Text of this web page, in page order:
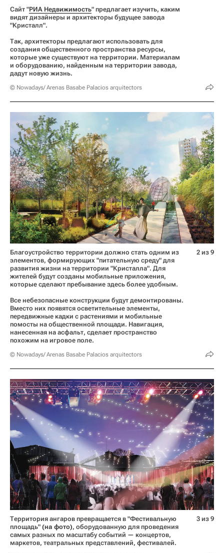
Сайт "РИА Недвижимость" предлагает изучить, каким
видят дизайнеры и архитекторы будущее завода
"Кристалл".
Так, архитекторы предлагают использовать для
создания общественного пространства ресурсы,
которые уже существуют на территории. Материалам
и оборудованию, найденным на территории завода,
дадут новую жизнь.
© Nowadays/ Arenas Basabe Palacios arquitectors
Благоустройство территории должно стать одним из
элементов, формирующих "питательную среду" для
развития жизни на территории "Кристалла". Для
жителей будут созданы мобильные приложения,
которые сделают пребывание здесь более удобным.
Все небезопасные конструкции будут демонтированы.
Вместо них появятся осветительные элементы,
передвижные кадки с растениями и мобильные
помосты на общественной площади. Навигация,
нанесенная на асфальт, сделает пространство
похожим на игровое поле.
© Nowadays/ Arenas Basabe Palacios arquitectors
2 из 9
Территория ангаров превращается в "Фестивальную
площадь" (на фото), оборудованную для проведения
самых разных по масштабу событий — концертов,
маркетов, театральных представлений, фестивалей.
3 из 9